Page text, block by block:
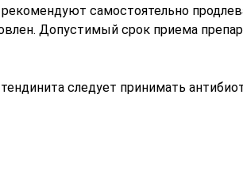
самостоятельно
Допустимый срок приема
следует принимать